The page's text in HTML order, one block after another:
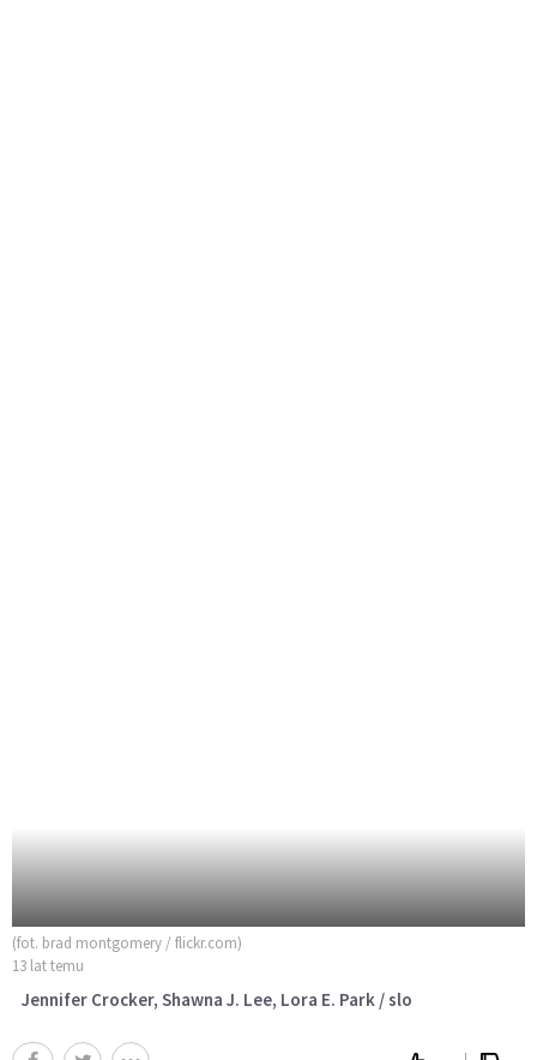
(fot. brad montgomery / flickr.com)
13 lat temu
Jennifer Crocker, Shawna J. Lee, Lora E. Park / slo